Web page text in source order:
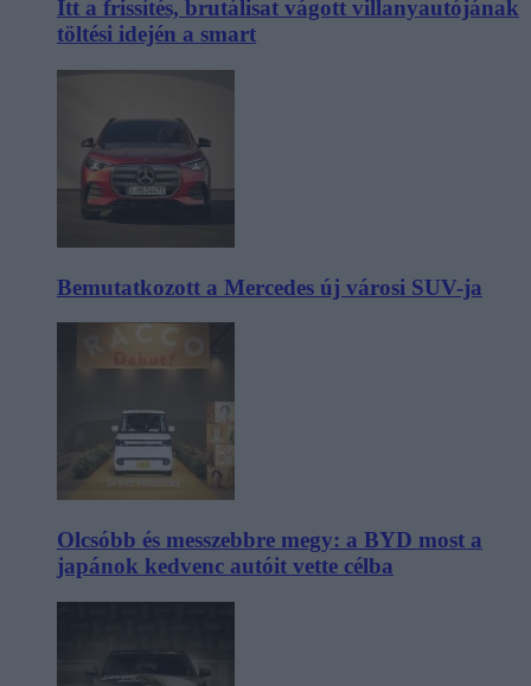
Itt a frissítés, brutálisat vágott villanyautójának
töltési idején a smart
Bemutatkozott a Mercedes új városi SUV-ja
Olcsóbb és messzebbre megy: a BYD most a
japánok kedvenc autóit vette célba